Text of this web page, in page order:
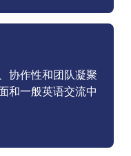
协作性和团队凝聚
和一般英语交流中